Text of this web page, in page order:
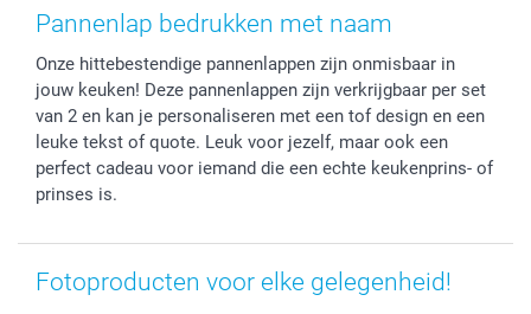
Stickers en Etiketten
Fotokaders, Decoratie en Snoepjes
Fotokalenders & Fotoagenda's
Geschenken voor hem
Moederdag
Vaderdag
Verjaardag
Geboorte
Voorwaarden
Herroepingsrecht
Klachtenregeling
Wettelijke garantie
Privacybeleid
Cookiebeleid
Prijslijst
smartgarantie
Betalingsmogelijkheden
Grote bestellingen
Levering
Mijn orderstatus
smartfriends
Pannenlap bedrukken met naam
Onze hittebestendige pannenlappen zijn onmisbaar in
jouw keuken! Deze pannenlappen zijn verkrijgbaar per set
van 2 en kan je personaliseren met een tof design en een
leuke tekst of quote. Leuk voor jezelf, maar ook een
perfect cadeau voor iemand die een echte keukenprins- of
prinses is.
Fotoproducten voor elke gelegenheid!